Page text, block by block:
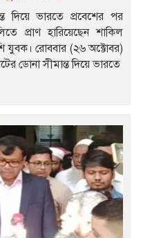
দিয়ে ভারতে প্রবেশের পর
প্রাণ হারিয়েছেন শাকিল
যুবক। রোববার (২৬ অক্টোবর)
ডোনা সীমান্ত দিয়ে ভারতে